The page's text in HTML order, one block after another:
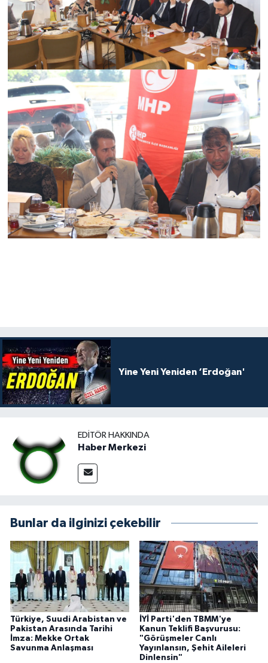
Yine Yeni Yeniden ‘Erdoğan'
EDITÖR HAKKINDA
Haber Merkezi
Bunlar da ilginizi çekebilir
Türkiye, Suudi Arabistan ve
Pakistan Arasında Tarihi
İmza: Mekke Ortak
Savunma Anlaşması
İYİ Parti'den TBMM'ye
Kanun Teklifi Başvurusu:
"Görüşmeler Canlı
Yayınlansın, Şehit Aileleri
Dinlensin"